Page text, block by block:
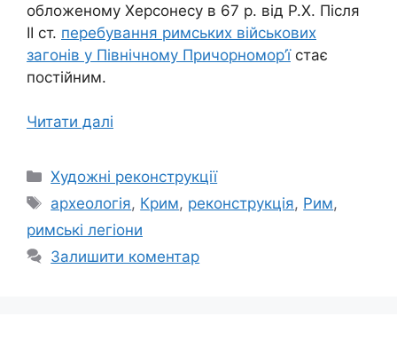
обложеному Херсонесу в 67 р. від Р.Х. Після
ІІ ст. перебування римських військових
загонів у Північному Причорномор’їстає
постійним.
Читати далі
Категорії
Художні реконструкції
Позначки
археологія, Крим, реконструкція, Рим,
римські легіони
Залишити коментар